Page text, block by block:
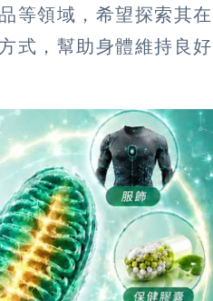
等領域，希望探索其在
式，幫助身體維持良好